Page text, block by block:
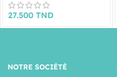
27.500 TND
NOTRE SOCIÉTÉ